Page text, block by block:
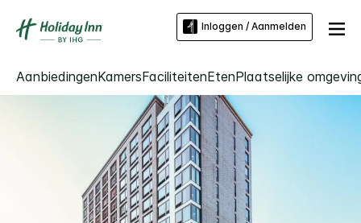
Inloggen / Aanmelden
AanbiedingenKamersFaciliteitenEtenPlaatselijke